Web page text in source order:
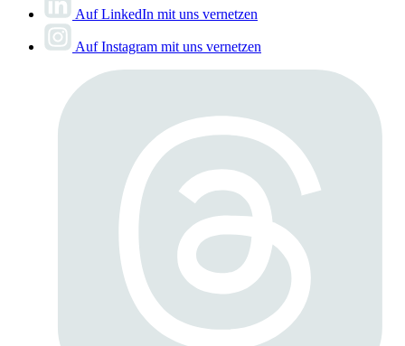
Auf LinkedIn mit uns vernetzen
Auf Instagram mit uns vernetzen